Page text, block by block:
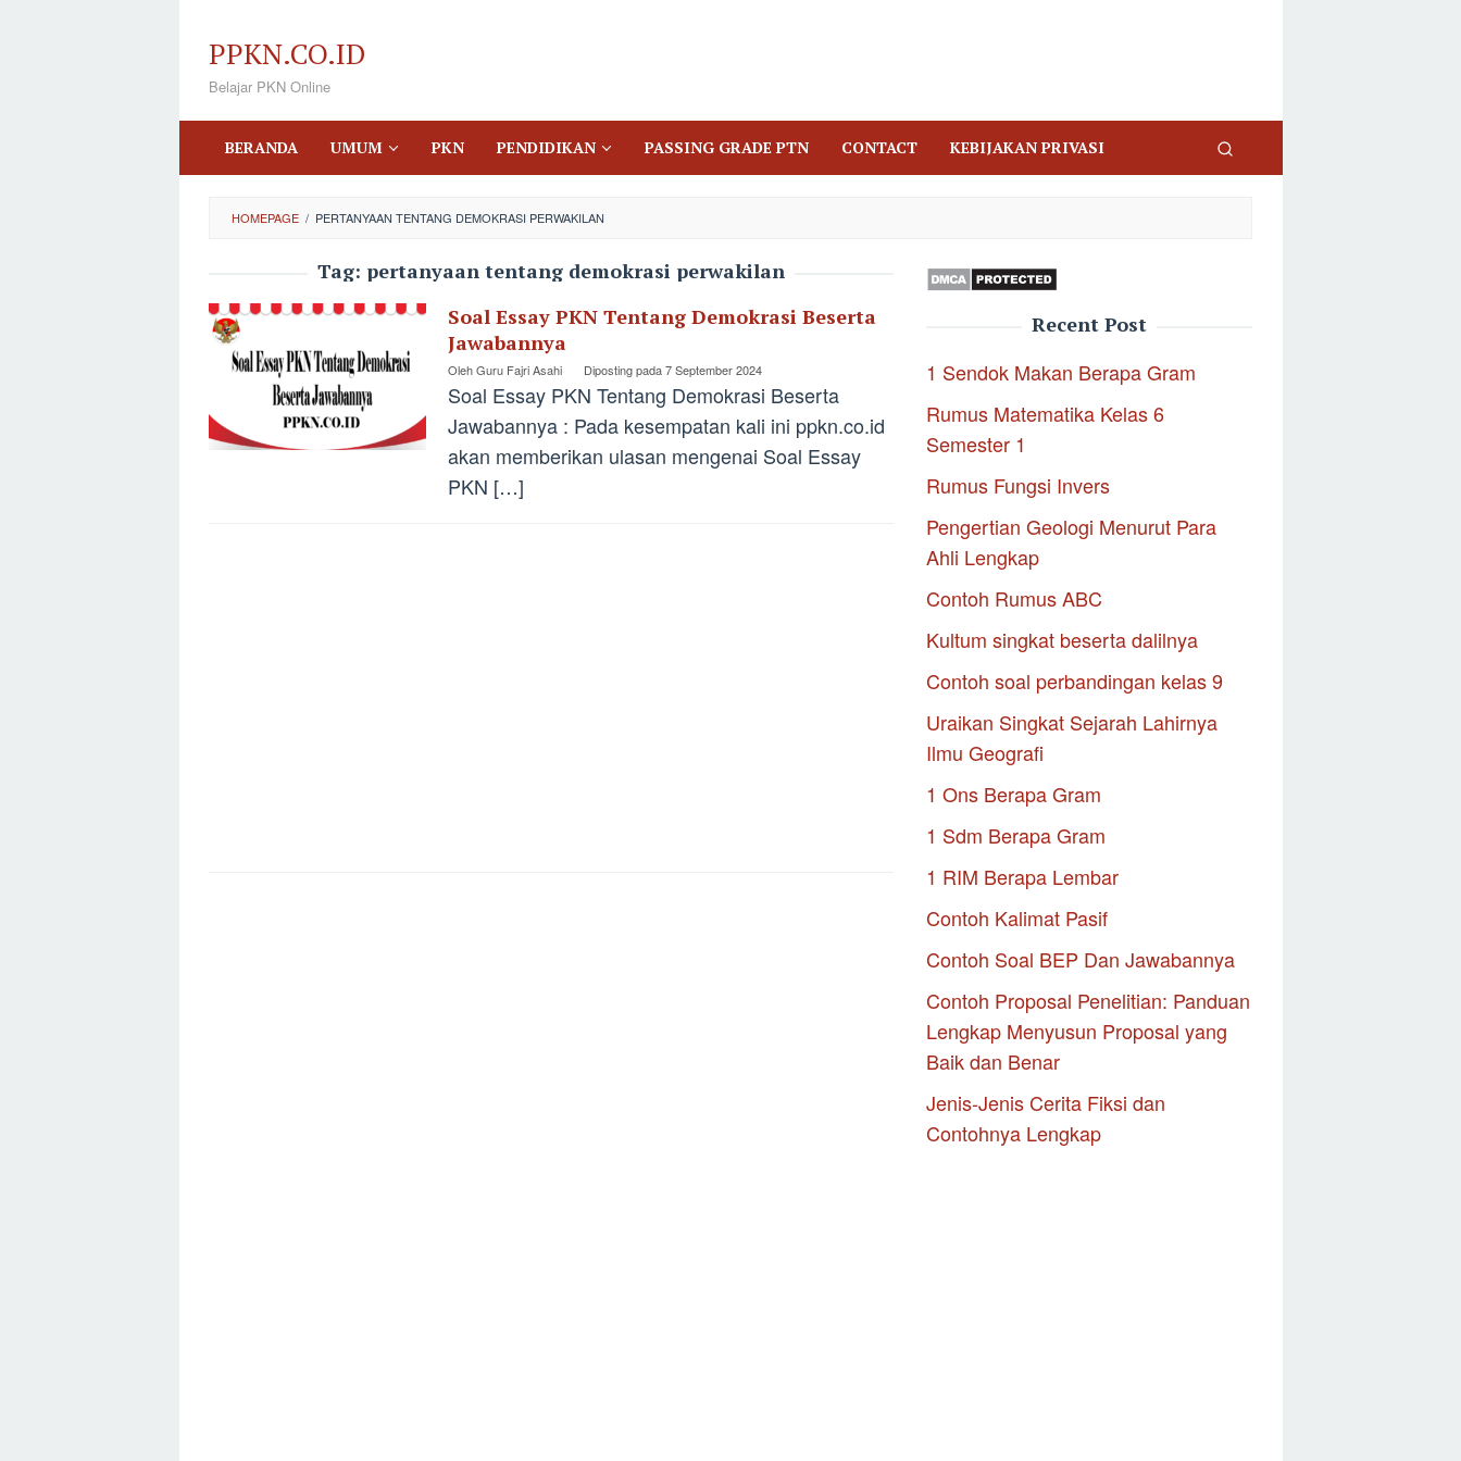
konten
PPKN.CO.ID
Belajar PKN Online
BERANDA UMUM PKN PENDIDIKAN PASSING GRADE PTN CONTACT KEBIJAKAN PRIVASI
HOMEPAGE / PERTANYAAN TENTANG DEMOKRASI PERWAKILAN
Tag: pertanyaan tentang demokrasi perwakilan
Soal Essay PKN Tentang Demokrasi Beserta
Jawabannya
OlehGuru Fajri Asahi Diposting pada7 September 2024
Soal Essay PKN Tentang Demokrasi Beserta
Jawabannya : Pada kesempatan kali ini ppkn.co.id
akan memberikan ulasan mengenai Soal Essay
PKN […]
Recent Post
1 Sendok Makan Berapa Gram
Rumus Matematika Kelas 6
Semester 1
Rumus Fungsi Invers
Pengertian Geologi Menurut Para
Ahli Lengkap
Contoh Rumus ABC
Kultum singkat beserta dalilnya
Contoh soal perbandingan kelas 9
Uraikan Singkat Sejarah Lahirnya
Ilmu Geografi
1 Ons Berapa Gram
1 Sdm Berapa Gram
1 RIM Berapa Lembar
Contoh Kalimat Pasif
Contoh Soal BEP Dan Jawabannya
Contoh Proposal Penelitian: Panduan
Lengkap Menyusun Proposal yang
Baik dan Benar
Jenis-Jenis Cerita Fiksi dan
Contohnya Lengkap